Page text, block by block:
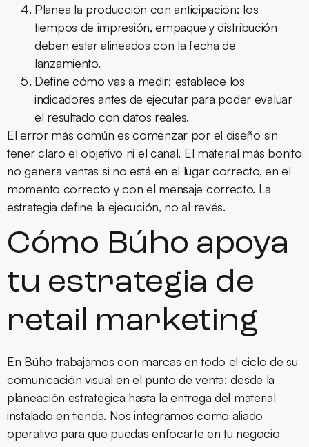
Planea la producción con anticipación: los
tiempos de impresión, empaque y distribución
deben estar alineados con la fecha de
lanzamiento.
Define cómo vas a medir: establece los
indicadores antes de ejecutar para poder evaluar
el resultado con datos reales.
El error más común es comenzar por el diseño sin
tener claro el objetivo ni el canal. El material más bonito
no genera ventas si no está en el lugar correcto, en el
momento correcto y con el mensaje correcto. La
estrategia define la ejecución, no al revés.
Cómo Búho apoya
tu estrategia de
retail marketing
En Búho trabajamos con marcas en todo el ciclo de su
comunicación visual en el punto de venta: desde la
planeación estratégica hasta la entrega del material
instalado en tienda. Nos integramos como aliado
operativo para que puedas enfocarte en tu negocio